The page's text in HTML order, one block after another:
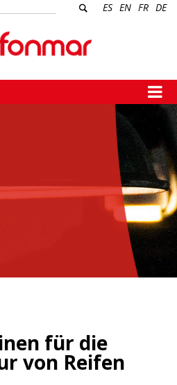
ES EN FR DE
für die
von Reifen